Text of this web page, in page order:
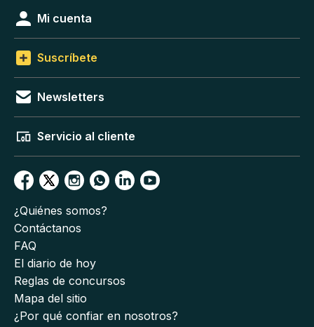
Mi cuenta
Suscríbete
Newsletters
Servicio al cliente
¿Quiénes somos?
Contáctanos
FAQ
El diario de hoy
Reglas de concursos
Mapa del sitio
¿Por qué confiar en nosotros?